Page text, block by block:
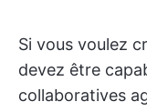
Si vous voulez
devez être
collaboratives